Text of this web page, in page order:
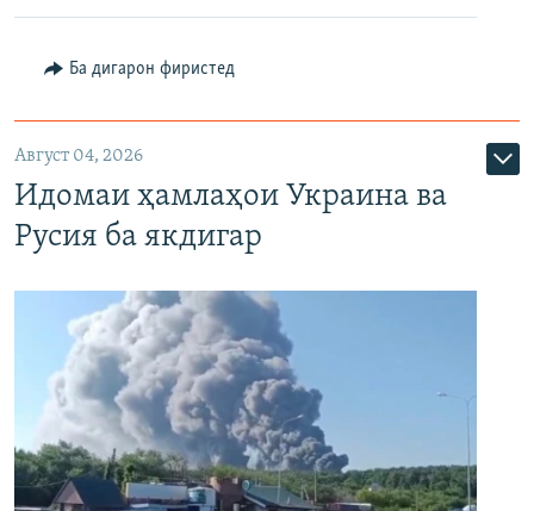
Ба дигарон фиристед
Август 04, 2026
Идомаи ҳамлаҳои Украина ва
Русия ба якдигар